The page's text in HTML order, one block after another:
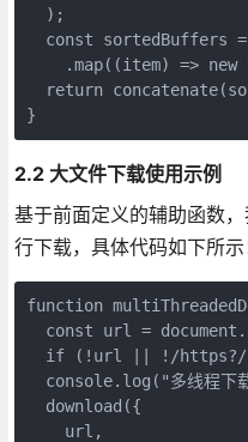
);
const sortedBuffers
.map((item) => new
return
}
2.2 大文件下载使用示例
基于前面定义的辅助函数
行下载，具体代码如下所示
function
const url =
if (!url || !/https?/
console.log("多线程下
download({
url,